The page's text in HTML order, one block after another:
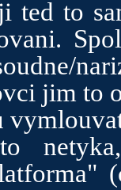
ted to
jim to